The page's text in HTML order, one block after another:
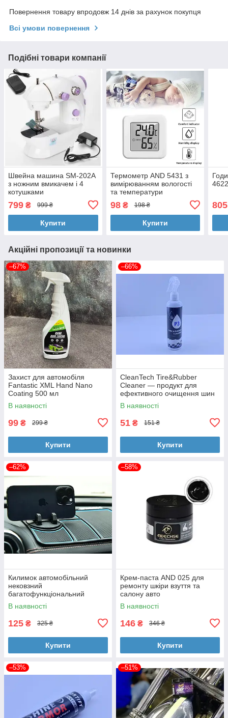
Повернення товару впродовж 14 днів за рахунок покупця
Всі умови повернення
Подібні товари компанії
Швейна машина SM-202A
з ножним вмикачем і 4
котушками
799 ₴ 999 ₴
Купити
Термометр AND 5431 з
вимірюванням вологості
та температури
98₴ 198 ₴
Купити
805
Акційні пропозиції та новинки
–67%
Захист для автомобіля
Fantastic XML Hand Nano
Coating 500 мл
В наявності
99 ₴ 299 ₴
Купити
–66%
CleanTech Tire&Rubber
Cleaner — продукт для
ефективного очищення шин
та гумових компонентів
автомобіля
В наявності
51 ₴ 151 ₴
Купити
–62%
Килимок автомобільний
нековзний
багатофункціональний
Scratch Mat Синій HA-20
В наявності
125 ₴ 325 ₴
Купити
–58%
Крем-паста AND 025 для
ремонту шкіри взуття та
салону авто
В наявності
146 ₴ 346 ₴
Купити
–53% –51%